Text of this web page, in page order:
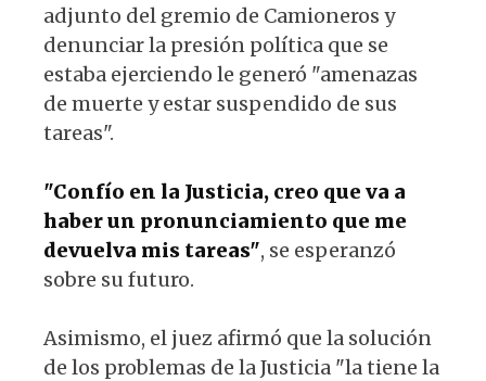
adjunto del gremio de Camioneros y
denunciar la presión política que se
estaba ejerciendo le generó "amenazas
de muerte y estar suspendido de sus
tareas".
"Confío en la Justicia, creo que va a
haber un pronunciamiento que me
devuelva mis tareas", se esperanzó
sobre su futuro.
Asimismo, el juez afirmó que la solución
de los problemas de la Justicia "la tiene la